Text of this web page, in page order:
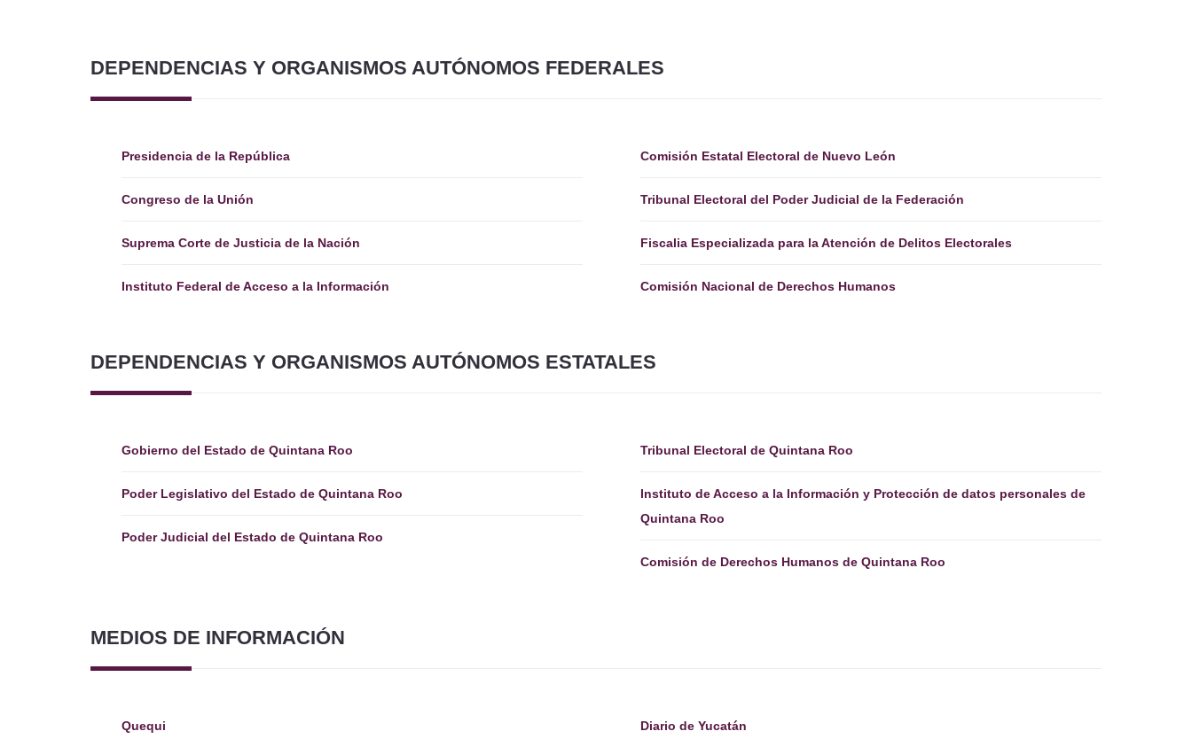
DEPENDENCIAS Y ORGANISMOS AUTÓNOMOS FEDERALES
Presidencia de la República
Congreso de la Unión
Suprema Corte de Justicia de la Nación
Instituto Federal de Acceso a la Información
Comisión Estatal Electoral de Nuevo León
Tribunal Electoral del Poder Judicial de la Federación
Fiscalia Especializada para la Atención de Delitos Electorales
Comisión Nacional de Derechos Humanos
DEPENDENCIAS Y ORGANISMOS AUTÓNOMOS ESTATALES
Gobierno del Estado de Quintana Roo
Poder Legislativo del Estado de Quintana Roo
Poder Judicial del Estado de Quintana Roo
Tribunal Electoral de Quintana Roo
Instituto de Acceso a la Información y Protección de datos personales de
Quintana Roo
Comisión de Derechos Humanos de Quintana Roo
MEDIOS DE INFORMACIÓN
Quequi Diario de Yucatán